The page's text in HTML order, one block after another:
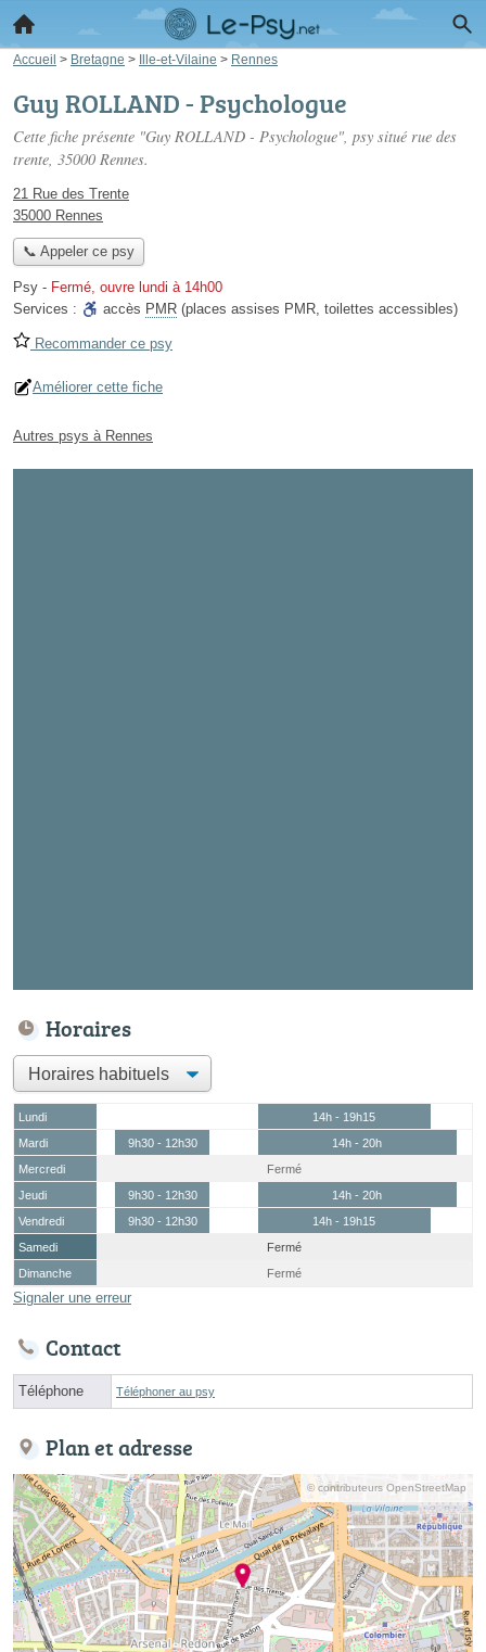
Accueil > Bretagne > Ille-et-Vilaine > Rennes
Guy ROLLAND - Psychologue
Cette fiche présente "Guy ROLLAND - Psychologue", psy situé rue des
trente, 35000 Rennes.
21 Rue des Trente
35000 Rennes
📞 Appeler ce psy
Psy - Fermé, ouvre lundi à 14h00
Services :
accès PMR (places assises PMR, toilettes accessibles)
Recommander ce psy
Améliorer cette fiche
Autres psys à Rennes
Horaires
Lundi
14h - 19h15
Mardi
9h30 - 12h30
14h - 20h
Mercredi
Fermé
Jeudi
9h30 - 12h30
14h - 20h
Vendredi
9h30 - 12h30
14h - 19h15
Samedi
Fermé
Dimanche
Fermé
Signaler une erreur
Contact
Téléphone Téléphoner au psy
Plan et adresse
© contributeurs OpenStreetMap